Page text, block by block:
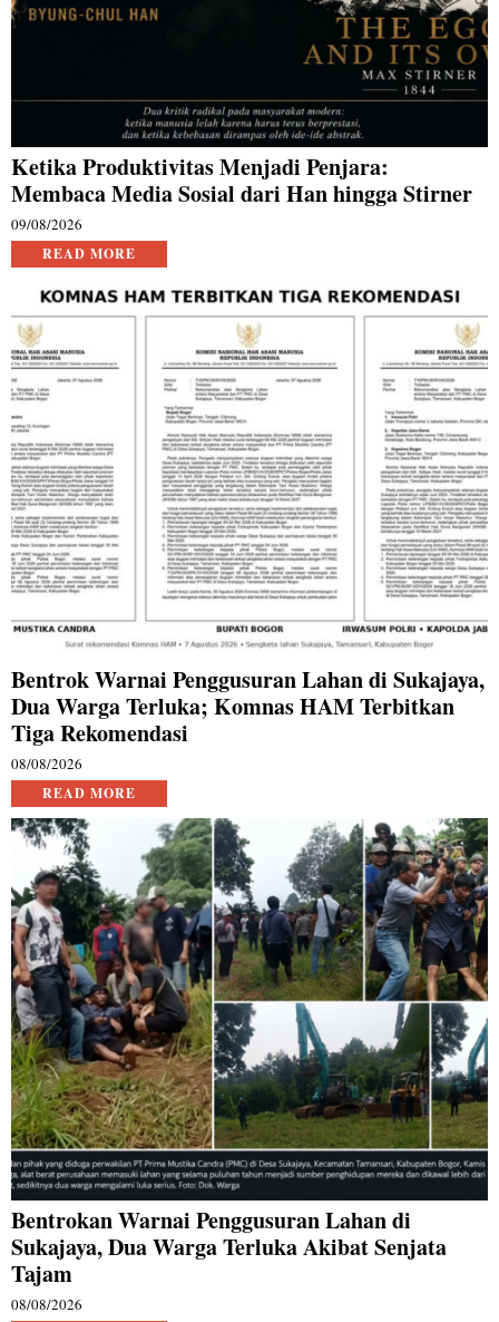
Ketika Produktivitas Menjadi Penjara:
Membaca Media Sosial dari Han hingga Stirner
09/08/2026
READ MORE
Bentrok Warnai Penggusuran Lahan di Sukajaya,
Dua Warga Terluka; Komnas HAM Terbitkan
Tiga Rekomendasi
08/08/2026
READ MORE
Bentrokan Warnai Penggusuran Lahan di
Sukajaya, Dua Warga Terluka Akibat Senjata
Tajam
08/08/2026